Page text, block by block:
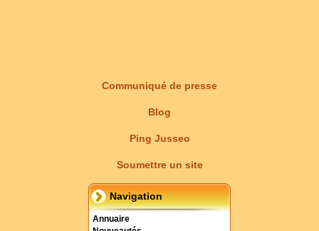
Communiqué de presse
Blog
Ping Jusseo
Soumettre un site
Navigation
Annuaire